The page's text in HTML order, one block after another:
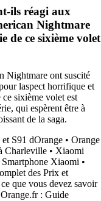
ils réagi aux
Nightmare
de ce sixième volet
Nightmare ont suscité
laspect horrifique et
sixième volet est
qui espèrent être à
de la saga.
S91 dOrange • Orange
Charleville • Xiaomi
Xiaomi •
des Prix et
que vous devez savoir
: Guide